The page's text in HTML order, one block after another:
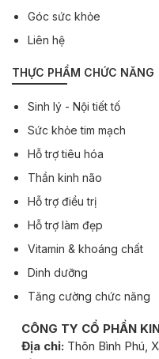
Góc sức khỏe
Liên hệ
THỰC PHẨM CHỨC NĂNG
Sinh lý - Nội tiết tố
Sức khỏe tim mạch
Hỗ trợ tiêu hóa
Thần kinh não
Hỗ trợ điều trị
Hỗ trợ làm đẹp
Vitamin & khoáng chất
Dinh dưỡng
Tăng cường chức năng
CÔNG TY CỔ PHẦN
Địa chỉ: Thôn Bình Phú,